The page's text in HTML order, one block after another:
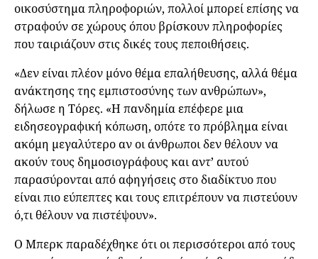
οικοσύστημα πληροφοριών, πολλοί μπορεί επίσης να
στραφούν σε χώρους όπου βρίσκουν πληροφορίες
που ταιριάζουν στις δικές τους πεποιθήσεις.
«Δεν είναι πλέον μόνο θέμα επαλήθευσης, αλλά θέμα
ανάκτησης της εμπιστοσύνης των ανθρώπων»,
δήλωσε η Τόρες. «Η πανδημία επέφερε μια
ειδησεογραφική κόπωση, οπότε το πρόβλημα είναι
ακόμη μεγαλύτερο αν οι άνθρωποι δεν θέλουν να
ακούν τους δημοσιογράφους και αντ’ αυτού
παρασύρονται από αφηγήσεις στο διαδίκτυο που
είναι πιο εύπεπτες και τους επιτρέπουν να πιστεύουν
ό,τι θέλουν να πιστέψουν».
Ο Μπερκ παραδέχθηκε ότι οι περισσότεροι από τους